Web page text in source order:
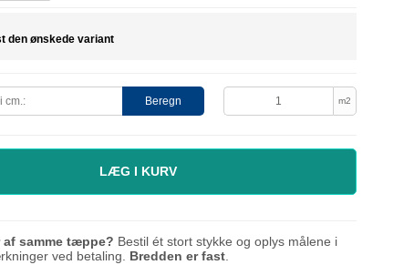
den ønskede variant
Beregn m2
LÆG I KURV
af samme tæppe? Bestil ét stort stykke og oplys målene i
ved betaling. Bredden er fast